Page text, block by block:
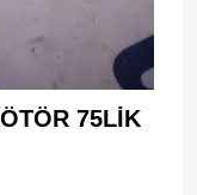
75LİK